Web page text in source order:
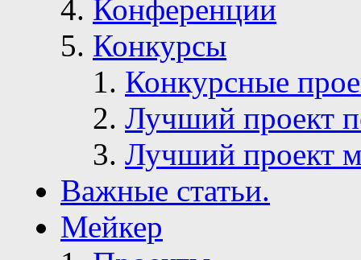
Конференции
Конкурсы
Конкурсные
Лучший проект
Лучший проект
Важные статьи.
Мейкер